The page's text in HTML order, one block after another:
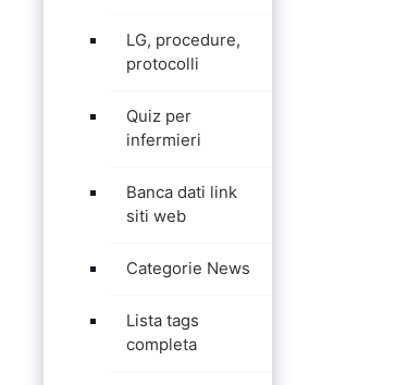
LG, procedure,
protocolli
Quiz per
infermieri
Banca dati link
siti web
Categorie News
Lista tags
completa